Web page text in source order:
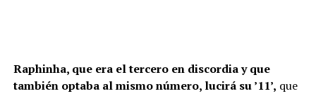
Raphinha, que era el tercero en discordia y que
también optaba al mismo número, lucirá su ’11’, que